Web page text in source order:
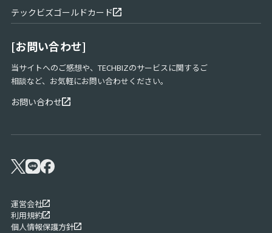
の
リ
ア
ル
リ
ア
ル
ク
ズ
テックビズゴールドカード
[お問い合わせ]
当サイトへのご感想や、TECHBIZのサービスに関するご
相談など、お気軽にお問い合わせください。
お問い合わせ
運営会社
利用規約
個人情報保護方針